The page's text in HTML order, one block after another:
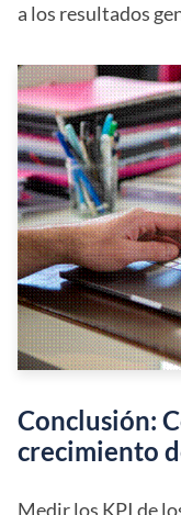
a los resultados
Conclusión:
crecimiento
Medir los KPI de